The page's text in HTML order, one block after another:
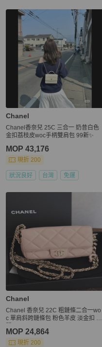
Chanel
Chanel香奈兒 25C 三合一 奶昔白色
金扣荔枝皮woc手柄雙肩包 99新✨️
MOP 43,176
現折 200
狀況良好 台灣 免運
Chanel
Chanel 香奈兒 22C 粗鏈條二合一wo
c 單肩斜跨鏈條包 粉色羊皮 淡金扣 31
MOP 24,864
現折 200